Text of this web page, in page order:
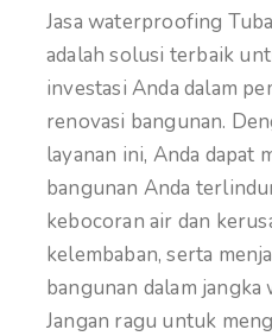
Jasa waterproofing
adalah solusi terbaik
investasi Anda dalam
renovasi bangunan.
layanan ini, Anda dapat
bangunan Anda
kebocoran air dan
kelembaban, serta
bangunan dalam
Jangan ragu untuk